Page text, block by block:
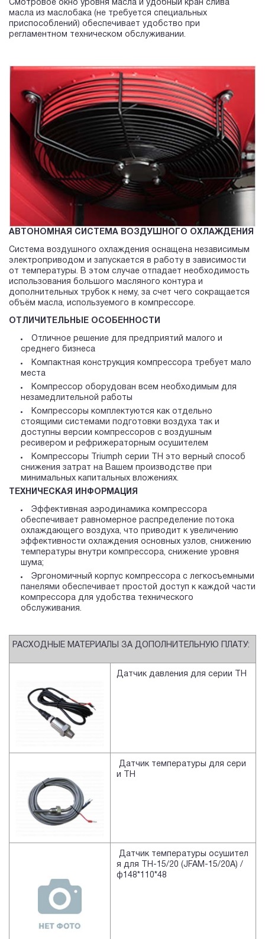
Смотровое окно уровня масла и удобный кран слива
масла из маслобака (не требуется специальных
приспособлений) обеспечивает удобство при
регламентном техническом обслуживании.
АВТОНОМНАЯ СИСТЕМА ВОЗДУШНОГО ОХЛАЖДЕНИЯ
Система воздушного охлаждения оснащена независимым
электроприводом и запускается в работу в зависимости
от температуры. В этом случае отпадает необходимость
использования большого масляного контура и
дополнительных трубок к нему, за счет чего сокращается
объём масла, используемого в компрессоре.
ОТЛИЧИТЕЛЬНЫЕ ОСОБЕННОСТИ
Отличное решение для предприятий малого и
среднего бизнеса
Компактная конструкция компрессора требует мало
места
Компрессор оборудован всем необходимым для
незамедлительной работы
Компрессоры комплектуются как отдельно
стоящими системами подготовки воздуха так и
доступны версии компрессоров c воздушным
ресивером и рефрижераторным осушителем
Компрессоры Triumph серии TH это верный способ
снижения затрат на Вашем производстве при
минимальных капитальных вложениях.
ТЕХНИЧЕСКАЯ ИНФОРМАЦИЯ
Эффективная аэродинамика компрессора
обеспечивает равномерное распределение потока
охлаждающего воздуха, что приводит к увеличению
эффективности охлаждения основных узлов, снижению
температуры внутри компрессора, снижение уровня
шума;
Эргономичный корпус компрессора с легкосъемными
панелями обеспечивает простой доступ к каждой части
компрессора для удобства технического
обслуживания.
РАСХОДНЫЕ МАТЕРИАЛЫ ЗА ДОПОЛНИТЕЛЬНУЮ ПЛАТУ:
Датчик давления для серии TH
Датчик температуры для сери
и TH
Датчик температуры осушител
я для TH-15/20 (JFAM-15/20A) /
ф148*110*48